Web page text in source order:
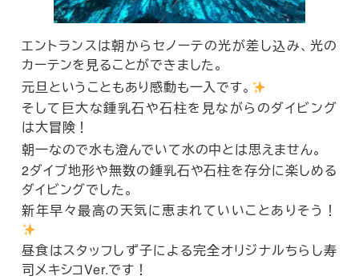
エントランスは朝からセノーテの光が差し込み、光の
カーテンを見ることができました。
元旦ということもあり感動も一入です。
そして巨大な鍾乳石や石柱を見ながらのダイビング
は大冒険！
朝一なので水も澄んでいて水の中とは思えません。
2ダイブ地形や無数の鍾乳石や石柱を存分に楽しめる
ダイビングでした。
新年早々最高の天気に恵まれていいことありそう！
昼食はスタッフしず子による完全オリジナルちらし寿
司メキシコVer.です！